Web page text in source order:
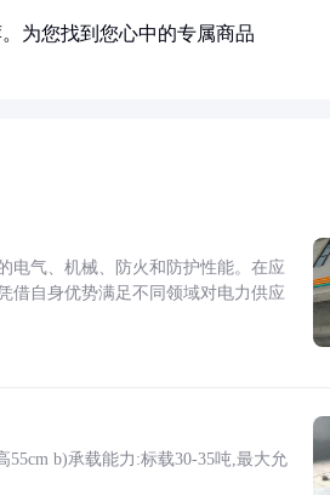
为您找到您心中的专属商品
电气、机械、防火和防护性能。在应
借自身优势满足不同领域对电力供应
55cm b)承载能力:标载30-35吨,最大允